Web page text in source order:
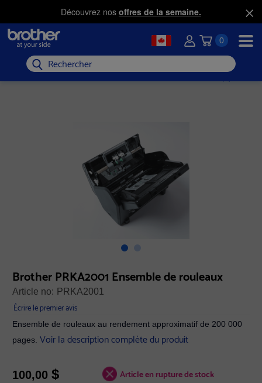
Découvrez nos offres de la semaine.
0
Rechercher
Brother PRKA2001 Ensemble de rouleaux
Article no: PRKA2001
Écrire le premier avis
Ensemble de rouleaux au rendement approximatif de 200 000
pages.Voir la description complète du produit
100,00$ Article en rupture de stock